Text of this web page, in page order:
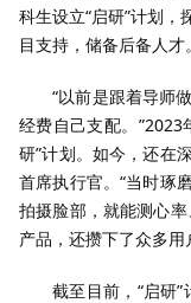
科生设立“启研”计划
目支持，储备后备人才。
“以前是跟着导师
经费自己支配。”2023
研”计划。如今，还在
首席执行官。“当时琢
拍摄脸部，就能测心
产品，还攒下了众多用
截至目前，“启研